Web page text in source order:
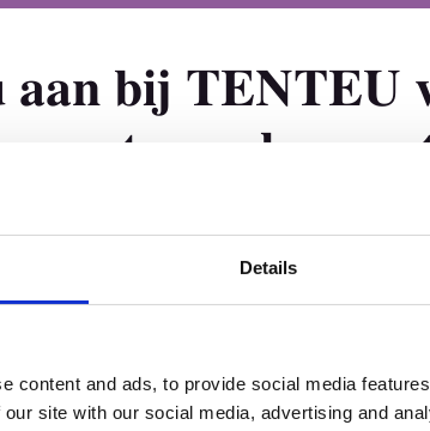
Details
content and ads, to provide social media
site with our social media, advertising and
bij TENTEU
Distributeur